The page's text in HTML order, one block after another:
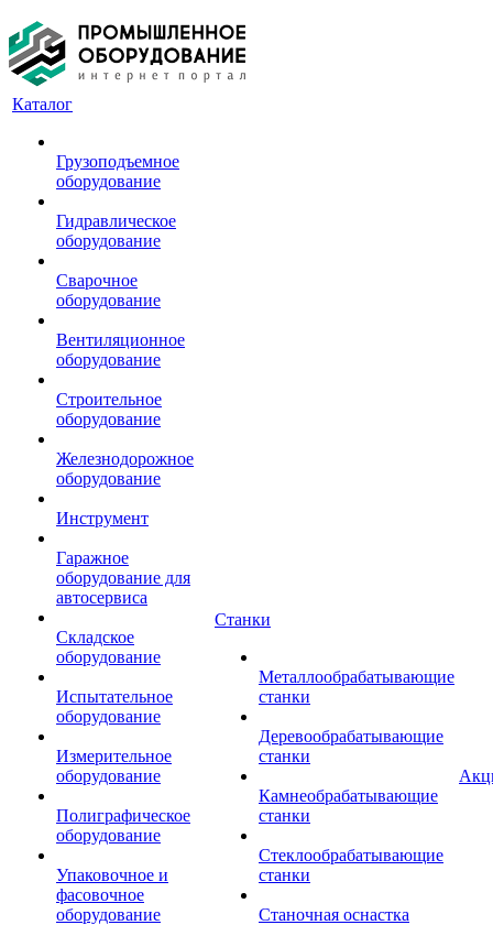
Каталог
Грузоподъемное
оборудование
Гидравлическое
оборудование
Сварочное
оборудование
Вентиляционное
оборудование
Строительное
оборудование
Железнодорожное
оборудование
Инструмент
Гаражное
оборудование для
автосервиса
Складское
оборудование
Испытательное
оборудование
Измерительное
оборудование
Полиграфическое
оборудование
Упаковочное и
фасовочное
оборудование
Станки
Металлообрабатывающие
станки
Деревообрабатывающие
станки
Камнеобрабатывающие
станки
Стеклообрабатывающие
станки
Станочная оснастка